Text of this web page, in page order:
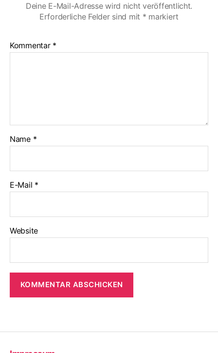
Deine E-Mail-Adresse wird nicht veröffentlicht.
Erforderliche Felder sind mit * markiert
Kommentar *
Name *
E-Mail *
Website